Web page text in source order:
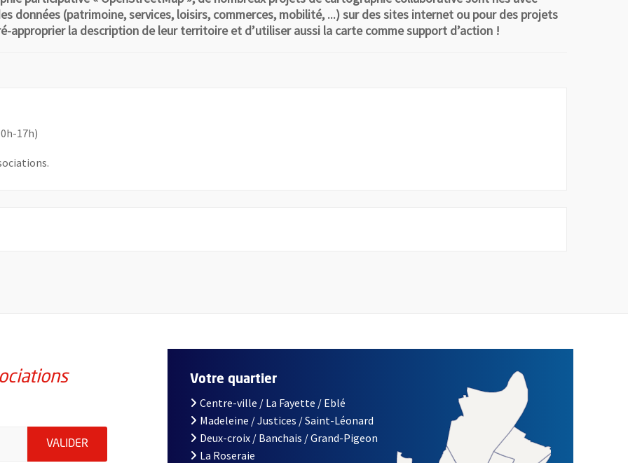
données (patrimoine, services, loisirs, commerces, mobilité, ...) sur des sites internet ou pour des projets
approprier la description de leur territoire et d’utiliser aussi la carte comme support d’action !
17h)
de la ville d'Angers, indiquez votre email (champ obligatoire)
VALIDER ENVOYER MA DEMANDE D'INSCRIPTION À LA LETTRE D'INFORMATION DES ASSOCIATIONS DE LA VILLE
Votre quartier
Centre-ville / La Fayette / Eblé
Madeleine / Justices / Saint-Léonard
Deux-croix / Banchais / Grand-Pigeon
La Roseraie